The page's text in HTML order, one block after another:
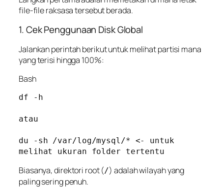
file-file raksasa tersebut berada.
1. Cek Penggunaan Disk Global
Jalankan perintah berikut untuk melihat partisi mana
yang terisi hingga 100%:
Bash
df -h
atau
du -sh /var/log/mysql/* <- untuk
melihat ukuran folder tertentu
Biasanya, direktori root (/) adalah wilayah yang
paling sering penuh.